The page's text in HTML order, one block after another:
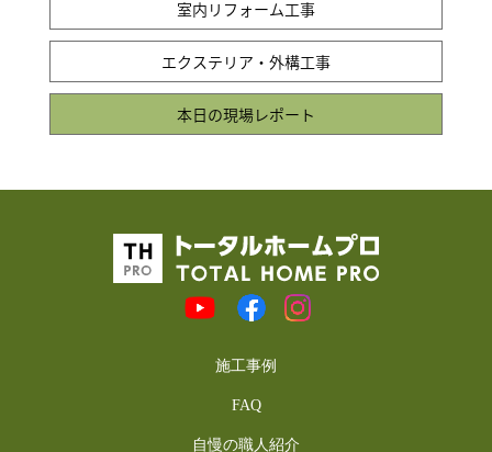
室内リフォーム工事
エクステリア・外構工事
本日の現場レポート
施工事例
FAQ
自慢の職人紹介